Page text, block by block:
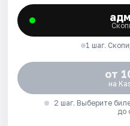
1 шаг.
от
на
2 шаг. Выберите
до